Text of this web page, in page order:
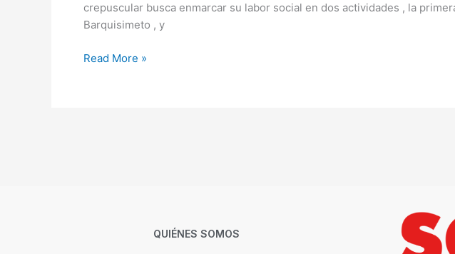
crepuscular busca enmarcar su labor social en dos actividades , la
Barquisimeto , y
Read More »
QUIÉNES SOMOS